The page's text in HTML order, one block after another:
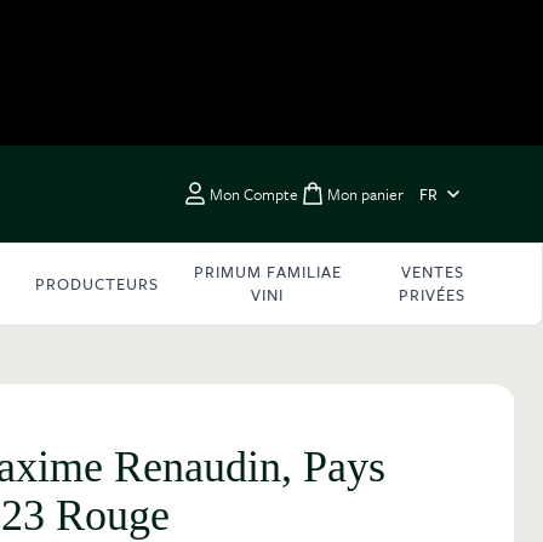
Mon Compte Toggle minicart,
Mon panier FR
PRODUCTEURS
PRIMUM FAMILIAE
VINI
VENTES
PRIVÉES
Renaudin, Pays
Rouge